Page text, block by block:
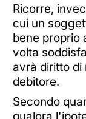
Ricorre,
cui un
bene proprio
volta
avrà diritto di
debitore.
Secondo